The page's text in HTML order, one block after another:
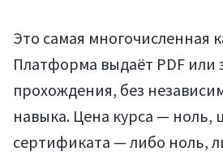
Это самая многочисленная
Платформа выдаёт PDF или
прохождения, без
навыка. Цена курса — ноль,
сертификата — либо ноль,